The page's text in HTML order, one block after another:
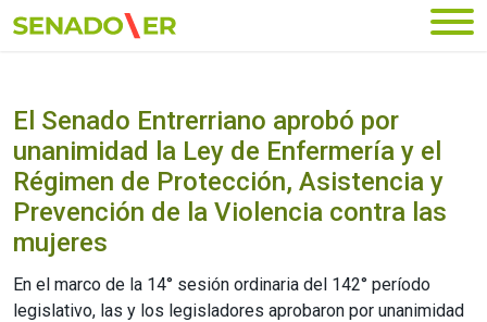
Ir al menú principal
El Senado Entrerriano aprobó por
unanimidad la Ley de Enfermería y el
Régimen de Protección, Asistencia y
Prevención de la Violencia contra las
mujeres
En el marco de la 14° sesión ordinaria del 142° período
legislativo, las y los legisladores aprobaron por unanimidad